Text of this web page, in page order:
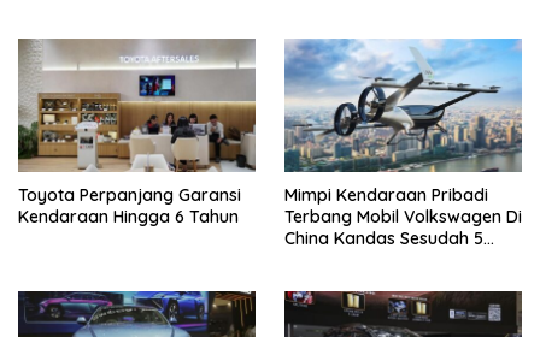
Toyota Perpanjang Garansi
Kendaraan Hingga 6 Tahun
Mimpi Kendaraan Pribadi
Terbang Mobil Volkswagen Di
China Kandas Sesudah 5